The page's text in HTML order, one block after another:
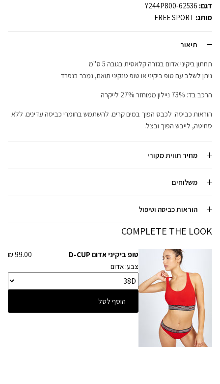
דגם: Y244P800-62536
מותג: FREE SPORT
תיאור
תחתון ביקיני אדום בגזרה קלאסית בגובה 5 ס"מ
ניתן לשלב עם טופ ביקיני או טופ טנקיני תואם, נמכר בנפרד
הרכב בד: 73% ניילון ממוחזר 27% לייקרה
הוראות כביסה: לכבס הפוך במים קרים. להשתמש בחומרי כביסה עדינים. ללא
סחיטה, לייבש הפוך ובצל.
מחיר תווית מקורי
משלוחים
הוראות כביסה וטיפול
COMPLETE THE LOOK
טופ ביקיני אדום D-CUP
99.00 ₪
צבע: אדום
הוסף לסל